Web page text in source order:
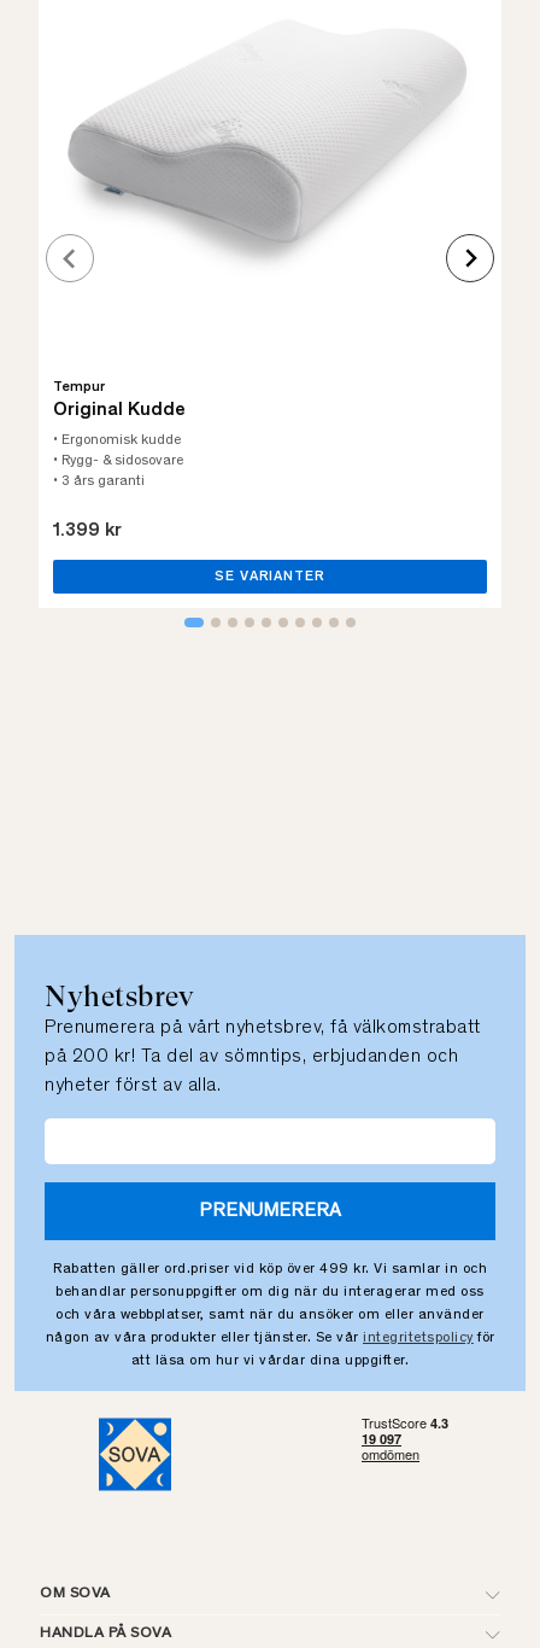
Tempur
Original Kudde
• Ergonomisk kudde
• Rygg- & sidosovare
• 3 års garanti
1.399 kr
SE VARIANTER
Nyhetsbrev
Prenumerera på vårt nyhetsbrev, få välkomstrabatt
på 200 kr! Ta del av sömntips, erbjudanden och
nyheter först av alla.
PRENUMERERA
Rabatten gäller ord.priser vid köp över 499 kr. Vi samlar in och
behandlar personuppgifter om dig när du interagerar med oss
och våra webbplatser, samt när du ansöker om eller använder
någon av våra produkter eller tjänster. Se vår integritetspolicy för
att läsa om hur vi vårdar dina uppgifter.
OM SOVA
HANDLA PÅ SOVA